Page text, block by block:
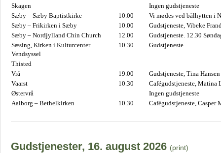
Skagen
Ingen gudstjeneste
Sæby – Sæby Baptistkirke
10.00
Vi mødes ved bålhytten i
Sæby – Frikirken i Sæby
10.00
Gudstjeneste, Vibeke
Sæby – Nordjylland Chin Church
12.00
Gudstjeneste. 12.30
Sæsing, Kirken i Kulturcenter
Vendsyssel
10.30 Gudstjeneste
Thisted
Vrå
19.00
Gudstjeneste, Tina Hansen
Vaarst
10.30
Cafégudstjeneste, Matina
Østervrå
Ingen gudstjeneste
Aalborg – Bethelkirken
10.30 Cafégudstjeneste, Casper
Gudstjenester, 16. august 2026 (print)